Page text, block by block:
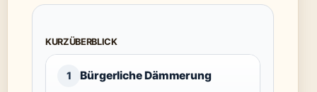
KURZÜBERBLICK
1 Bürgerliche Dämmerung